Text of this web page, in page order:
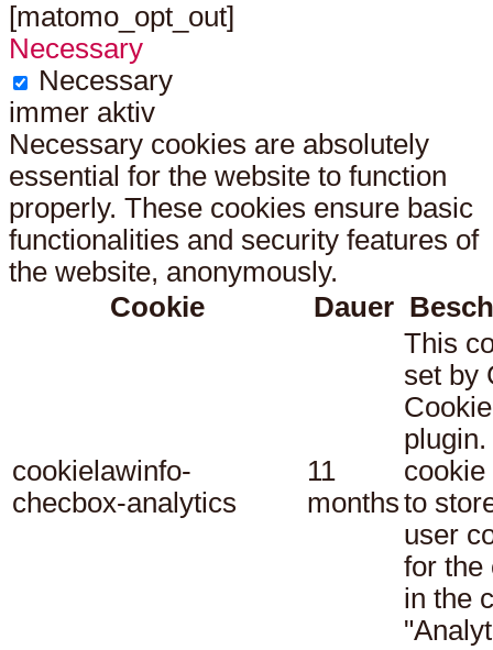
[matomo_opt_out]
Necessary
Necessary
immer aktiv
Necessary cookies are absolutely
essential for the website to function
properly. These cookies ensure basic
functionalities and security features of
the website, anonymously.
Cookie
Dauer
cookielawinfo-
checbox-analytics
11
months
This
set by
cookie
to
user
for the
in the